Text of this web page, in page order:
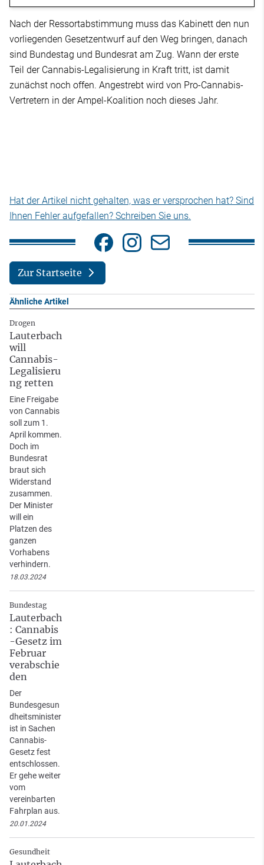
Nach der Ressortabstimmung muss das Kabinett den nun
vorliegenden Gesetzentwurf auf den Weg bringen, danach
sind Bundestag und Bundesrat am Zug. Wann der erste
Teil der Cannabis-Legalisierung in Kraft tritt, ist damit
zunächst noch offen. Angestrebt wird von Pro-Cannabis-
Vertretern in der Ampel-Koalition noch dieses Jahr.
Hat der Artikel nicht gehalten, was er versprochen hat? Sind
Ihnen Fehler aufgefallen? Schreiben Sie uns.
Zur Startseite
Ähnliche Artikel
Drogen
Lauterbach
will
Cannabis-
Legalisieru
ng retten
Eine Freigabe
von Cannabis
soll zum 1.
April kommen.
Doch im
Bundesrat
braut sich
Widerstand
zusammen.
Der Minister
will ein
Platzen des
ganzen
Vorhabens
verhindern.
18.03.2024
Bundestag
Lauterbach
: Cannabis
-Gesetz im
Februar
verabschie
den
Der
Bundesgesun
dheitsminister
ist in Sachen
Cannabis-
Gesetz fest
entschlossen.
Er gehe weiter
vom
vereinbarten
Fahrplan aus.
20.01.2024
Gesundheit